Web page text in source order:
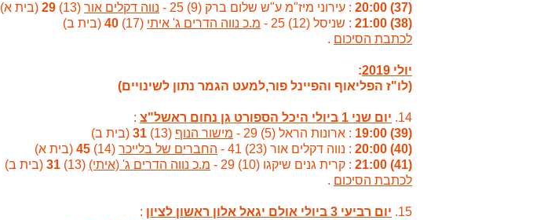
(37) 20:00
: עירוני מיז"מ ע"ש שלום ברק (9) 25 - נווה דקלים אור (13)
29 (בית א)
(38) 21:00
: שניסל (12) 25 - מ.כ נווה הדרים ג' איתי (17)
40 (בית ב)
לכתבת הסיכום .
יולי 2019
:
(לו"ז הפליאוף והפיינל פור,למעט הגמר נתון לשינויים)
14. יום שני 1 ביולי היכל הספורט גן נחום ראשל"צ
:
(39) 19:00
: ארונות הראל (5) 29 - מישור הנוף (13)
31 (בית ב)
(40) 20:00
: נווה דקלים אור (23) 41 - החברים של בלייכר (14)
45 (בית א)
(41) 21:00
: קרית גנים שיקגו (10) 29 - מ.כ נווה הדרים ג' (איתי) (13)
31 (בית ב)
לכתבת הסיכום .
15. יום רביעי 3 ביולי אולם יגאל אלון ראשון לציון
: